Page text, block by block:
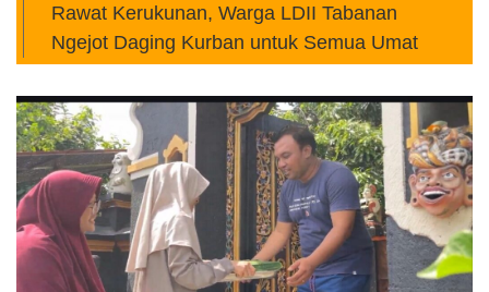
Rawat Kerukunan, Warga LDII Tabanan
Ngejot Daging Kurban untuk Semua Umat